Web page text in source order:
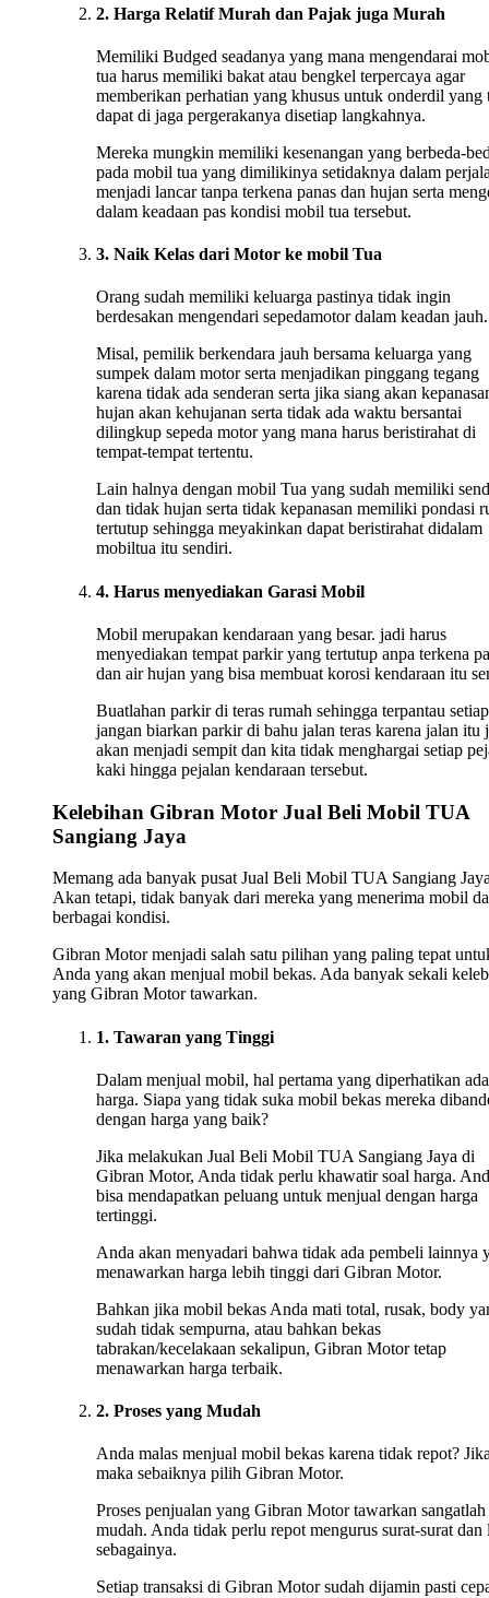
2. Harga Relatif Murah dan Pajak juga Murah
Memiliki Budged seadanya yang mana mengendarai
tua harus memiliki bakat atau bengkel terpercaya agar
memberikan perhatian yang khusus untuk onderdil yang
dapat di jaga pergerakanya disetiap langkahnya.
Mereka mungkin memiliki kesenangan yang berbeda-
pada mobil tua yang dimilikinya setidaknya dalam
menjadi lancar tanpa terkena panas dan hujan serta
dalam keadaan pas kondisi mobil tua tersebut.
3. Naik Kelas dari Motor ke mobil Tua
Orang sudah memiliki keluarga pastinya tidak ingin
berdesakan mengendari sepedamotor dalam keadan jauh.
Misal, pemilik berkendara jauh bersama keluarga yang
sumpek dalam motor serta menjadikan pinggang tegang
karena tidak ada senderan serta jika siang akan
hujan akan kehujanan serta tidak ada waktu bersantai
dilingkup sepeda motor yang mana harus beristirahat di
tempat-tempat tertentu.
Lain halnya dengan mobil Tua yang sudah memiliki
dan tidak hujan serta tidak kepanasan memiliki pondasi
tertutup sehingga meyakinkan dapat beristirahat didalam
mobiltua itu sendiri.
4. Harus menyediakan Garasi Mobil
Mobil merupakan kendaraan yang besar. jadi harus
menyediakan tempat parkir yang tertutup anpa terkena
dan air hujan yang bisa membuat korosi kendaraan itu
Buatlahan parkir di teras rumah sehingga terpantau
jangan biarkan parkir di bahu jalan teras karena jalan itu
akan menjadi sempit dan kita tidak menghargai setiap
kaki hingga pejalan kendaraan tersebut.
Kelebihan Gibran Motor Jual Beli Mobil TUA
Sangiang Jaya
Memang ada banyak pusat Jual Beli Mobil TUA Sangiang
Akan tetapi, tidak banyak dari mereka yang menerima mobil
berbagai kondisi.
Gibran Motor menjadi salah satu pilihan yang paling tepat
Anda yang akan menjual mobil bekas. Ada banyak sekali
yang Gibran Motor tawarkan.
1. Tawaran yang Tinggi
Dalam menjual mobil, hal pertama yang diperhatikan
harga. Siapa yang tidak suka mobil bekas mereka
dengan harga yang baik?
Jika melakukan Jual Beli Mobil TUA Sangiang Jaya di
Gibran Motor, Anda tidak perlu khawatir soal harga.
bisa mendapatkan peluang untuk menjual dengan harga
tertinggi.
Anda akan menyadari bahwa tidak ada pembeli lainnya
menawarkan harga lebih tinggi dari Gibran Motor.
Bahkan jika mobil bekas Anda mati total, rusak, body
sudah tidak sempurna, atau bahkan bekas
tabrakan/kecelakaan sekalipun, Gibran Motor tetap
menawarkan harga terbaik.
2. Proses yang Mudah
Anda malas menjual mobil bekas karena tidak repot?
maka sebaiknya pilih Gibran Motor.
Proses penjualan yang Gibran Motor tawarkan sangatlah
mudah. Anda tidak perlu repot mengurus surat-surat dan
sebagainya.
Setiap transaksi di Gibran Motor sudah dijamin pasti